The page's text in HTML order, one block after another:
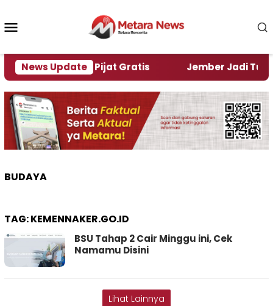
konten
News Update
Kopi dan Pijat Gratis Jember Jadi Tuan
BUDAYA
TAG:KEMENNAKER.GO.ID
BSU Tahap 2 Cair Minggu ini, Cek
Namamu Disini
Lihat Lainnya